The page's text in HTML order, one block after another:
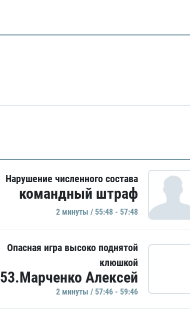
Нарушение численного состава
командный штраф
2 минуты / 55:48 - 57:48
Опасная игра высоко поднятой
клюшкой
53.Марченко Алексей
2 минуты / 57:46 - 59:46